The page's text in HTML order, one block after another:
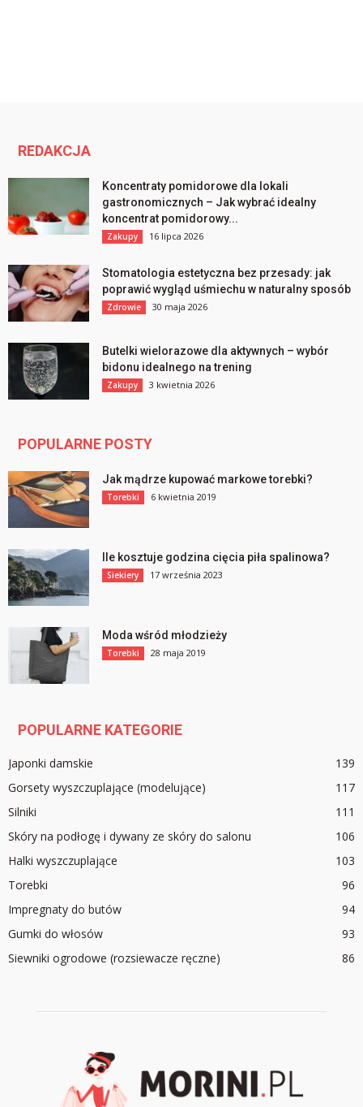
REDAKCJA
Koncentraty pomidorowe dla lokali
gastronomicznych – Jak wybrać idealny
koncentrat pomidorowy...
Zakupy 16 lipca 2026
Stomatologia estetyczna bez przesady: jak
poprawić wygląd uśmiechu w naturalny sposób
Zdrowie 30 maja 2026
Butelki wielorazowe dla aktywnych – wybór
bidonu idealnego na trening
Zakupy 3 kwietnia 2026
POPULARNE POSTY
Jak mądrze kupować markowe torebki?
Torebki 6 kwietnia 2019
Ile kosztuje godzina cięcia piła spalinowa?
Siekiery 17 września 2023
Moda wśród młodzieży
Torebki 28 maja 2019
POPULARNE KATEGORIE
Japonki damskie
139
Gorsety wyszczuplające (modelujące)
117
Silniki
111
Skóry na podłogę i dywany ze skóry do salonu
106
Halki wyszczuplające
103
Torebki
96
Impregnaty do butów
94
Gumki do włosów
93
Siewniki ogrodowe (rozsiewacze ręczne)
86